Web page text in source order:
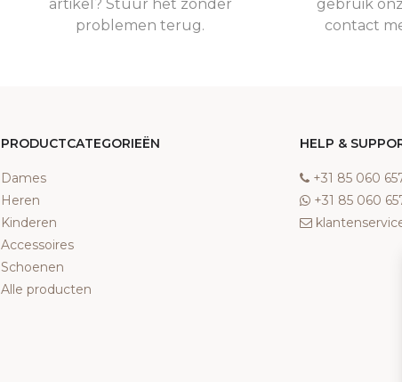
artikel? Stuur het zonder
problemen terug.
gebruik
contact
PRODUCTCATEGORIEËN
Dames
Heren
Kinderen
Accessoires
Schoenen
Alle producten
HELP &
‎+31 85 060
‎+31 85 060